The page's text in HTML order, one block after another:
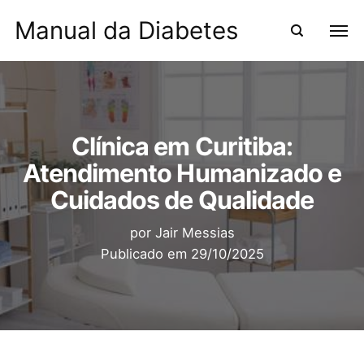
Manual da Diabetes
Clínica em Curitiba:
Atendimento Humanizado e
Cuidados de Qualidade
por Jair Messias
Publicado em 29/10/2025